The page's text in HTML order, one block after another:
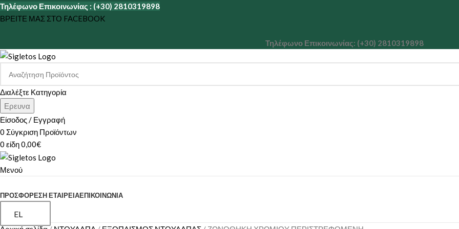
Τηλέφωνο Επικοινωνίας : (+30) 2810319898
ΒΡΕΙΤΕ ΜΑΣ ΣΤΟ FACEBOOK
Τηλέφωνο Επικοινωνίας: (+30) 2810319898
Διαλέξτε Κατηγορία
Ερευνα
Είσοδος / Εγγραφή
0 Σύγκριση Προϊόντων
0 είδη0,00€
Μενού
ΠΡΟΣΦΟΡΕΣΗ ΕΤΑΙΡΕΊΑΕΠΙΚΟΙΝΩΝΊΑ
EL